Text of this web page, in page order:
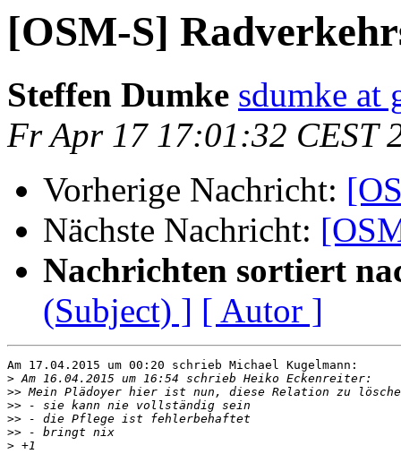
[OSM-S]
Steffen Dumke sdumke at
Fr Apr 17 17:01:32 CEST
Vorherige Nachricht:
Nächste Nachricht:
Nachrichten sortiert
(Subject) ] [ Autor ]
Am 17.04.2015 um 00:20 schrieb Michael Kugelmann:
>
>>
>>
>>
>>
>